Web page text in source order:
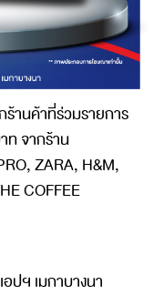
ร้านค้าที่ร่วมรายการ
ท จากร้าน
ZARA, H&M,
COFFEE
ปฯ เมกาบางนา